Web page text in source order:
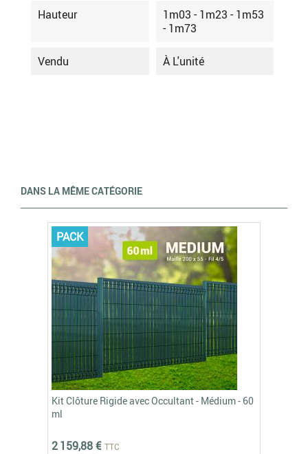
Hauteur
1m03 - 1m23 - 1m53
- 1m73
Vendu À L'unité
DANS LA MÊME CATÉGORIE
Kit Clôture Rigide avec Occultant - Médium - 60
ml
2 159,88 € TTC
PACK